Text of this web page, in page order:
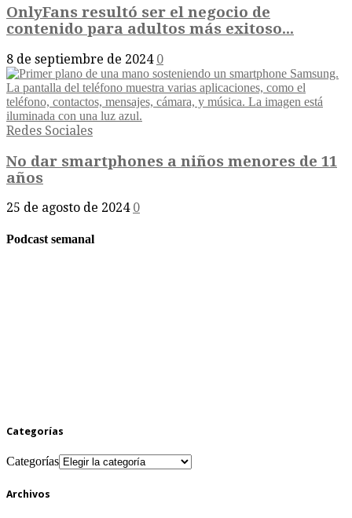
OnlyFans resultó ser el negocio de
contenido para adultos más exitoso...
8 de septiembre de 2024 0
Redes Sociales
No dar smartphones a niños menores de 11
años
25 de agosto de 2024 0
Podcast semanal
Categorías
Categorías
Archivos